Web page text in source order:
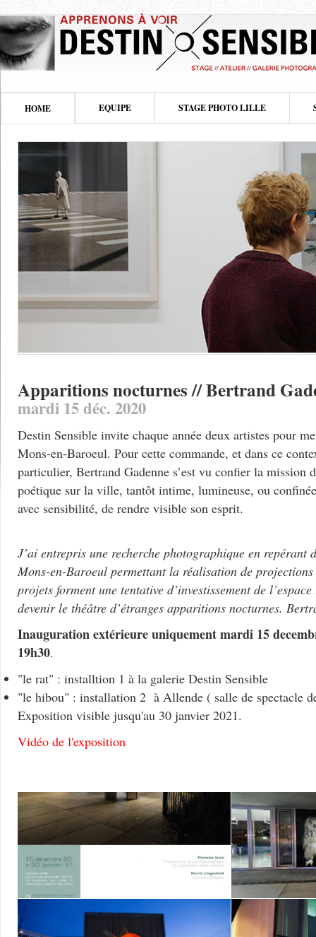
HOME EQUIPE STAGE PHOTO LILLE
Apparitions nocturnes // Bertrand
mardi 15 déc. 2020
Destin Sensible invite chaque année deux artistes pour
Mons-en-Baroeul. Pour cette commande, et dans ce
particulier, Bertrand Gadenne s’est vu confier la mission
poétique sur la ville, tantôt intime, lumineuse, ou
avec sensibilité, de rendre visible son esprit.
J’ai entrepris une recherche photographique en repérant
Mons-en-Baroeul permettant la réalisation de
projets forment une tentative d’investissement de
devenir le théâtre d’étranges apparitions nocturnes.
Inauguration extérieure uniquement mardi 15
19h30.
"le rat" : installtion 1 à la galerie Destin Sensible
"le hibou" : installation 2 à Allende ( salle de spectacle
Exposition visible jusqu'au 30 janvier 2021.
Vidéo de l'exposition